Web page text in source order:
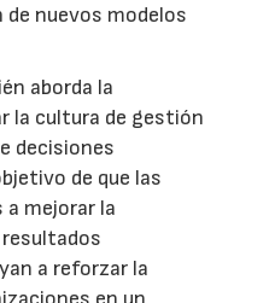
de nuevos modelos
aborda la
la cultura de gestión
decisiones
de que las
mejorar la
a reforzar la